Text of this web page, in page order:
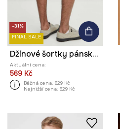
-31%
FINAL SALE
Džínové šortky pánské sepraný denim šedá barva
Aktuální cena:
569 Kč
Běžná cena: 829 Kč
Nejnižší cena: 829 Kč